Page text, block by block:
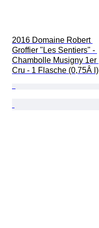
2016 Domaine Robert
Groffier "Les Sentiers" -
Chambolle Musigny 1er
Cru - 1 Flasche (0,75Â l)